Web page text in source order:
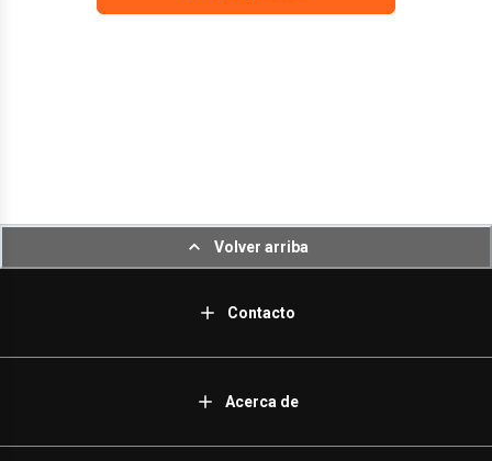
Volver arriba
Contacto
Acerca de